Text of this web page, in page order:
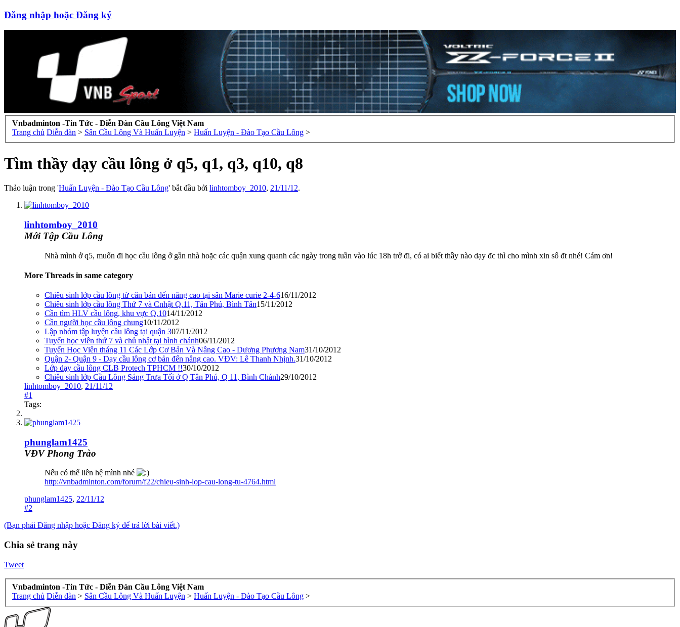
Đăng nhập hoặc Đăng ký
Vnbadminton -Tin Tức - Diễn Đàn Cầu Lông Việt Nam
Trang chủ Diễn đàn > Sân Cầu Lông Và Huấn Luyện > Huấn Luyện - Đào Tạo Cầu Lông >
Tìm thầy dạy cầu lông ở q5, q1, q3, q10, q8
Thảo luận trong 'Huấn Luyện - Đào Tạo Cầu Lông' bắt đầu bởi linhtomboy_2010, 21/11/12.
linhtomboy_2010
Mới Tập Cầu Lông
Nhà mình ở q5, muốn đi học cầu lông ở gần nhà hoặc các quận xung quanh các ngày trong tuần vào lúc 18h trở đi, có ai biết thầy nào dạy đc thì cho mình xin số đt nhé! Cám ơn!
More Threads in same category
Chiêu sinh lớp cầu lông từ căn bản đến nâng cao tại sân Marie curie 2-4-616/11/2012
Chiêu sinh lớp cầu lông Thứ 7 và Cnhật Q.11, Tân Phú, Bình Tân15/11/2012
Cần tìm HLV cầu lông, khu vực Q.1014/11/2012
Cần người học cầu lông chung10/11/2012
Lập nhóm tập luyện cầu lông tại quận 307/11/2012
Tuyển học viên thứ 7 và chủ nhật tại bình chánh06/11/2012
Tuyển Học Viên tháng 11 Các Lớp Cơ Bản Và Nâng Cao - Dương Phương Nam31/10/2012
Quận 2- Quận 9 - Dạy cầu lông cơ bản đến nâng cao. VĐV: Lê Thanh Nhịnh.31/10/2012
Lớp dạy cầu lông CLB Protech TPHCM !!30/10/2012
Chiêu sinh lớp Cầu Lông Sáng Trưa Tối ở Q Tân Phú, Q 11, Bình Chánh29/10/2012
linhtomboy_2010, 21/11/12
#1
Tags:
phunglam1425
VĐV Phong Trào
Nếu có thể liên hệ mình nhé
http://vnbadminton.com/forum/f22/chieu-sinh-lop-cau-long-tu-4764.html
phunglam1425, 22/11/12
#2
(Bạn phải Đăng nhập hoặc Đăng ký để trả lời bài viết.)
Chia sẻ trang này
Tweet
Vnbadminton -Tin Tức - Diễn Đàn Cầu Lông Việt Nam
Trang chủ Diễn đàn > Sân Cầu Lông Và Huấn Luyện > Huấn Luyện - Đào Tạo Cầu Lông >